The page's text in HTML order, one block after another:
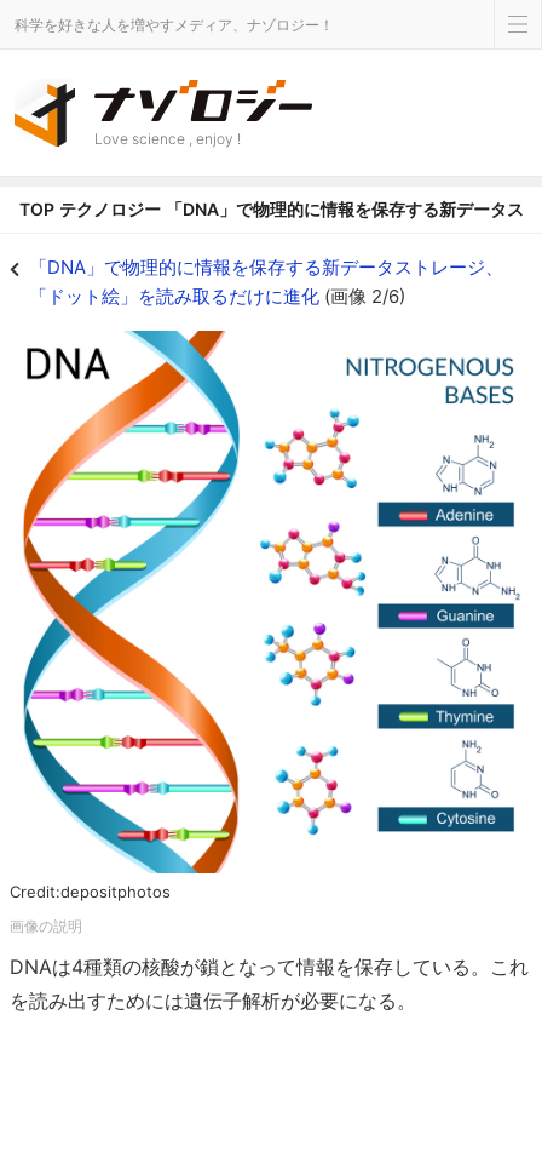
科学を好きな人を増やすメディア、ナゾロジー！
Love science , enjoy !
TOP テクノロジー 「DNA」で物理的に情報を保存する新データス
「DNA」で物理的に情報を保存する新データストレージ、
「ドット絵」を読み取るだけに進化 (画像 2/6)
Credit:depositphotos
DNAは4種類の核酸が鎖となって情報を保存している。これ
を読み出すためには遺伝子解析が必要になる。